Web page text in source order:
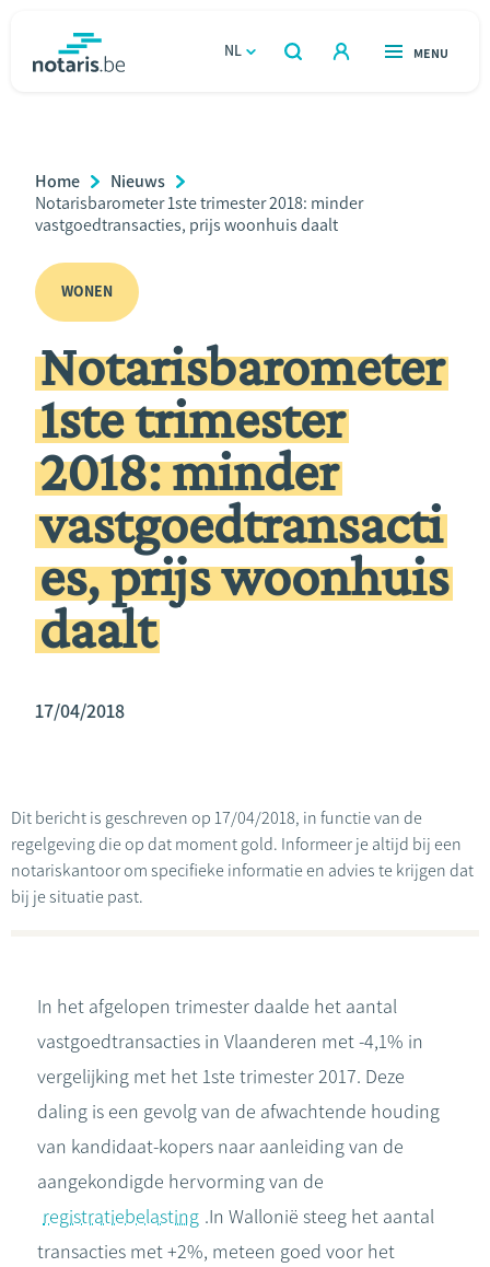
gaan
NL
OPEN
ZOEKEN
OPEN
MENU
Relatie & samenleven
Erven & schenken
Ondernemen
Over de notaris
Rekenmodules
Breadcrumb
Home
Nieuws
Current
Page:
Notarisbarometer 1ste trimester 2018: minder
vastgoedtransacties, prijs woonhuis daalt
WONEN
Notarisbarometer
1ste trimester
2018: minder
vastgoedtransacti
es, prijs woonhuis
daalt
17/04/2018
Dit bericht is geschreven op 17/04/2018, in functie van de
regelgeving die op dat moment gold. Informeer je altijd bij een
notariskantoor om specifieke informatie en advies te krijgen dat
bij je situatie past.
In het afgelopen trimester daalde het aantal
vastgoedtransacties in Vlaanderen met -4,1% in
vergelijking met het 1ste trimester 2017. Deze
daling is een gevolg van de afwachtende houding
van kandidaat-kopers naar aanleiding van de
aangekondigde hervorming van de
registratiebelasting .In Wallonië steeg het aantal
transacties met +2%, meteen goed voor het